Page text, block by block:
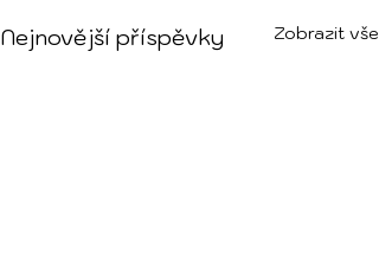
Nejnovější příspěvky Zobrazit vše